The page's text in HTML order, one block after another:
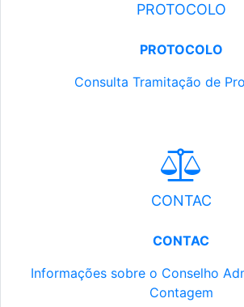
PROTOCOLO
PROTOCOLO
Consulta Tramitação de
CONTAC
CONTAC
Informações sobre o Conselho
Contagem